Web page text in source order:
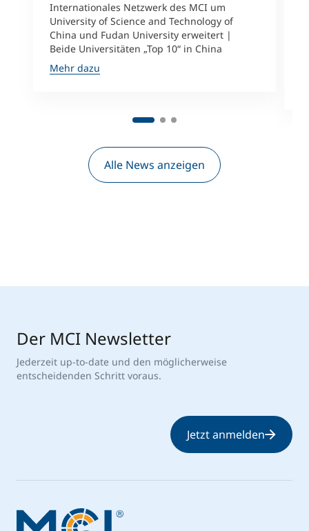
Internationales Netzwerk des MCI um
University of Science and Technology of
China und Fudan University erweitert |
Beide Universitäten „Top 10“ in China
Mehr dazu
Alle News anzeigen
Der MCI Newsletter
Jederzeit up-to-date und den möglicherweise
entscheidenden Schritt voraus.
Jetzt anmelden